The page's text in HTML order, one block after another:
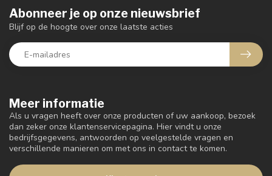
Meer informatie
Als u vragen heeft over onze producten of uw aankoop, bezoek
dan zeker onze klantenservicepagina. Hier vindt u onze
bedrijfsgegevens, antwoorden op veelgestelde vragen en
verschillende manieren om met ons in contact te komen.
Abonneer je op onze nieuwsbrief
Blijf op de hoogte over onze laatste acties